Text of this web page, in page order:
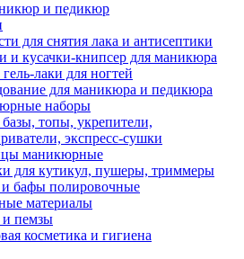
и педикюр
для снятия лака и антисептики
и кусачки-книпсер для маникюра
лаки для ногтей
для маникюра и педикюра
наборы
топы, укрепители,
экспресс-сушки
маникюрные
для кутикул, пушеры, триммеры
бафы полировочные
материалы
пемзы
косметика и гигиена